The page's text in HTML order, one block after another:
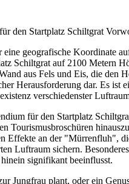
den Startplatz Schiltgrat
geografische Koordinate
Schiltgrat auf 2100 Metern
aus Fels und Eis, die
Herausforderung dar. Es
verschiedenster
für den Startplatz
Effekte an der "Mürrenfluh",
Luftraum sichern.
signifikant beeinflusst.
Jungfrau plant, oder ein